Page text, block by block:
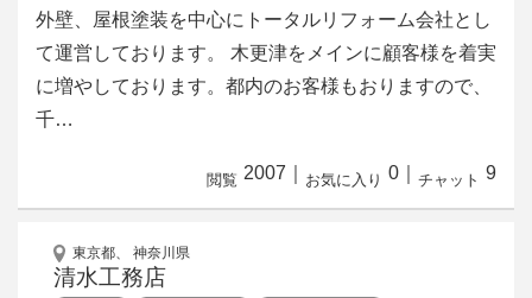
外壁、屋根塗装を中心にトータルリフォーム会社とし
て運営しております。 木更津をメインに顧客様を着実
に増やしております。都内のお客様もおりますので、
千…
閲覧 2007 お気に入り 0 チャット 9
東京都、 神奈川県
清水工務店